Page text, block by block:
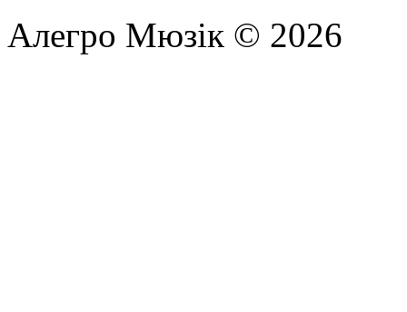
Алегро Мюзік © 2026